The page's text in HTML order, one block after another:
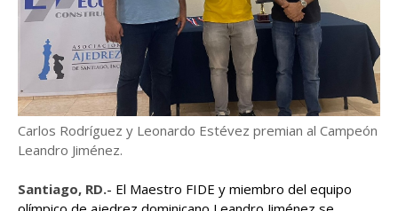
Carlos Rodríguez y Leonardo Estévez premian al Campeón
Leandro Jiménez.
Santiago, RD.- El Maestro FIDE y miembro del equipo